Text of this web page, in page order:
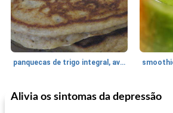
panquecas de trigo integral, aveia e banana
2 min
Bebidas Bebidas
Alivia os sintomas da depressão